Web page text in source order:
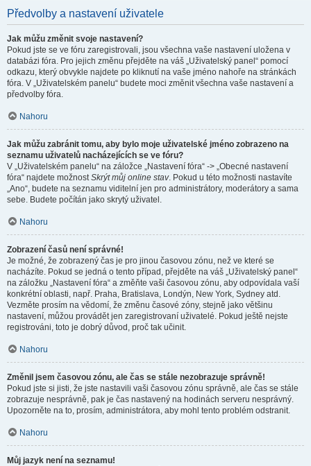
Předvolby a nastavení uživatele
Jak můžu změnit svoje nastavení?
Pokud jste se ve fóru zaregistrovali, jsou všechna vaše nastavení uložena v
databázi fóra. Pro jejich změnu přejděte na váš „Uživatelský panel“ pomocí
odkazu, který obvykle najdete po kliknutí na vaše jméno nahoře na stránkách
fóra. V „Uživatelském panelu“ budete moci změnit všechna vaše nastavení a
předvolby fóra.
Nahoru
Jak můžu zabránit tomu, aby bylo moje uživatelské jméno zobrazeno na
seznamu uživatelů nacházejících se ve fóru?
V „Uživatelském panelu“ na záložce „Nastavení fóra“ -> „Obecné nastavení
fóra“ najdete možnostSkrýt můj online stav. Pokud u této možnosti nastavíte
„Ano“, budete na seznamu viditelní jen pro administrátory, moderátory a sama
sebe. Budete počítán jako skrytý uživatel.
Nahoru
Zobrazení časů není správné!
Je možné, že zobrazený čas je pro jinou časovou zónu, než ve které se
nacházíte. Pokud se jedná o tento případ, přejděte na váš „Uživatelský panel“
na záložku „Nastavení fóra“ a změňte vaši časovou zónu, aby odpovídala vaší
konkrétní oblasti, např. Praha, Bratislava, Londýn, New York, Sydney atd.
Vezměte prosím na vědomí, že změnu časové zóny, stejně jako většinu
nastavení, můžou provádět jen zaregistrovaní uživatelé. Pokud ještě nejste
registrováni, toto je dobrý důvod, proč tak učinit.
Nahoru
Změnil jsem časovou zónu, ale čas se stále nezobrazuje správně!
Pokud jste si jisti, že jste nastavili vaši časovou zónu správně, ale čas se stále
zobrazuje nesprávně, pak je čas nastavený na hodinách serveru nesprávný.
Upozorněte na to, prosím, administrátora, aby mohl tento problém odstranit.
Nahoru
Můj jazyk není na seznamu!